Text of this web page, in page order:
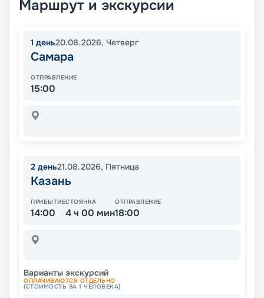
Маршрут и экскурсии
1 день20.08.2026, Четверг
Самара
ОТПРАВЛЕНИЕ
15:00
2 день21.08.2026, Пятница
Казань
ПРИБЫТИЕ
14:00
СТОЯНКА
4 ч 00 мин
ОТПРАВЛЕНИЕ
18:00
Варианты экскурсий
ОПЛАЧИВАЮТСЯ ОТДЕЛЬНО
(СТОИМОСТЬ ЗА 1 ЧЕЛОВЕКА)